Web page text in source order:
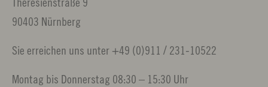
90403 Nürnberg
Sie erreichen uns unter +49 (0)911 / 231-10522
Montag bis Donnerstag 08:30 – 15:30 Uhr